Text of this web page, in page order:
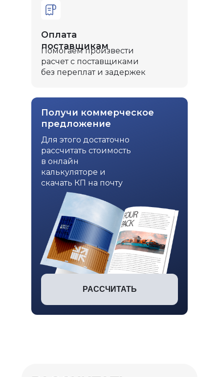
Помогаем произвести
расчет с поставщиками
без переплат и задержек
Получи коммерческое
предложение
Для этого достаточно
рассчитать стоимость
в онлайн
калькуляторе и
скачать КП на почту
РАССЧИТАТЬ
Оплата
поставщикам